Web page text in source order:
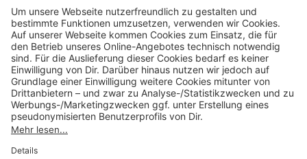
NOCH FRAGEN?
040 317 874 888
info@fcsp-shop.com